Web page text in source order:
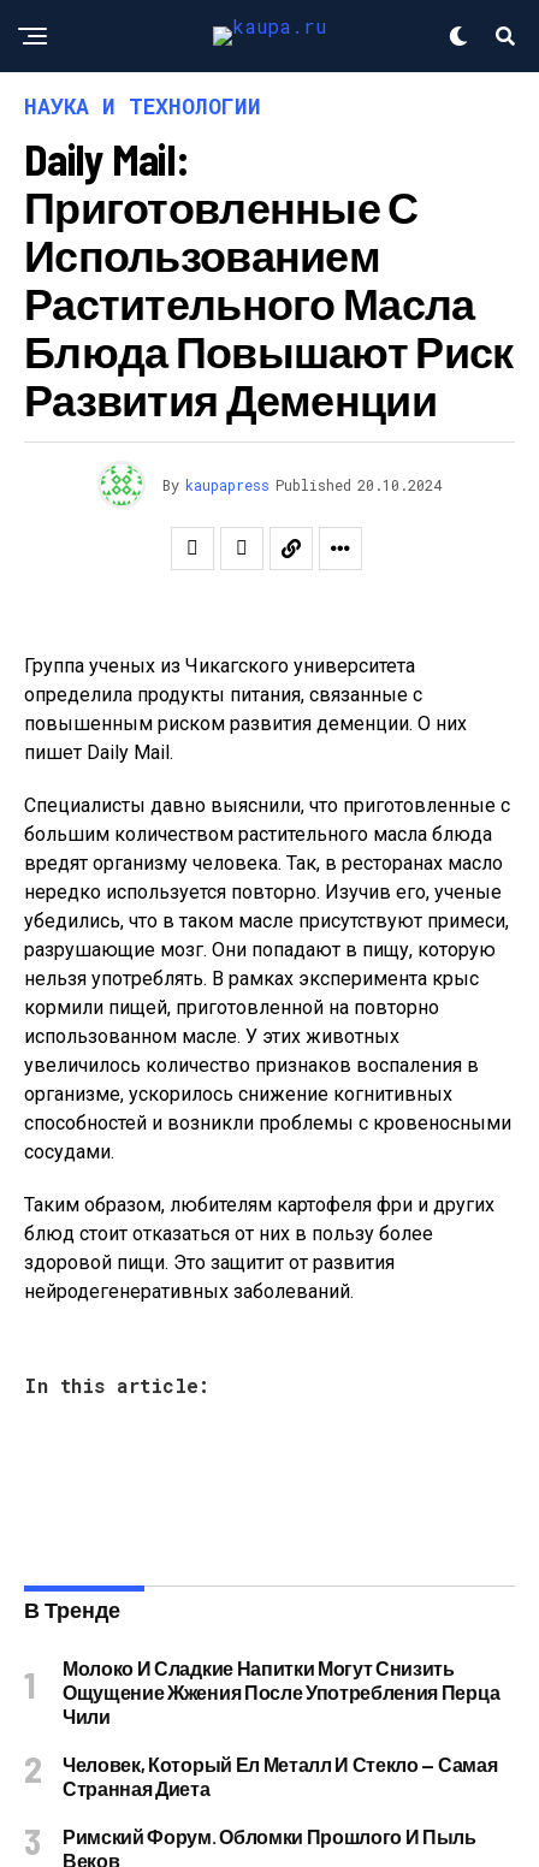
НАУКА И ТЕХНОЛОГИИ
Daily Mail:
Приготовленные С
Использованием
Растительного Масла
Блюда Повышают Риск
Развития Деменции
By kaupapress Published 20.10.2024
Группа ученых из Чикагского университета
определила продукты питания, связанные с
повышенным риском развития деменции. О них
пишет Daily Mail.
Специалисты давно выяснили, что приготовленные с
большим количеством растительного масла блюда
вредят организму человека. Так, в ресторанах масло
нередко используется повторно. Изучив его, ученые
убедились, что в таком масле присутствуют примеси,
разрушающие мозг. Они попадают в пищу, которую
нельзя употреблять. В рамках эксперимента крыс
кормили пищей, приготовленной на повторно
использованном масле. У этих животных
увеличилось количество признаков воспаления в
организме, ускорилось снижение когнитивных
способностей и возникли проблемы с кровеносными
сосудами.
Таким образом, любителям картофеля фри и других
блюд стоит отказаться от них в пользу более
здоровой пищи. Это защитит от развития
нейродегенеративных заболеваний.
In this article:
В Тренде
Молоко И Сладкие Напитки Могут Снизить
Ощущение Жжения После Употребления Перца
Чили
Человек, Который Ел Металл И Стекло — Самая
Странная Диета
Римский Форум. Обломки Прошлого И Пыль
Веков